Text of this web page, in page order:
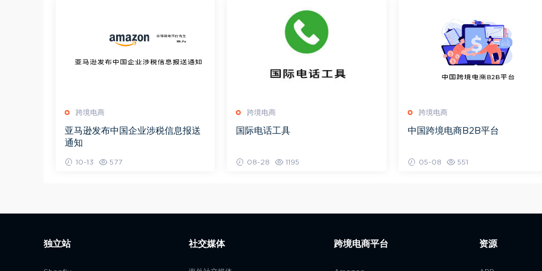
跨境电商
亚马逊发布中国企业涉税信息报送
通知
10-13 577
跨境电商
国际电话工具
08-28 1195
跨境电商
中国跨境电商B2B平台
05-08 551
独立站 社交媒体 跨境电商平台 资源